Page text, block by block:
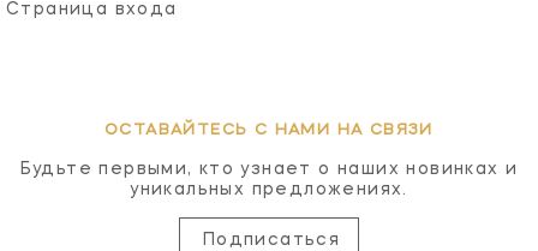
Страница входа
ОСТАВАЙТЕСЬ С НАМИ НА СВЯЗИ
Будьте первыми, кто узнает о наших новинках и
уникальных предложениях.
Подписаться